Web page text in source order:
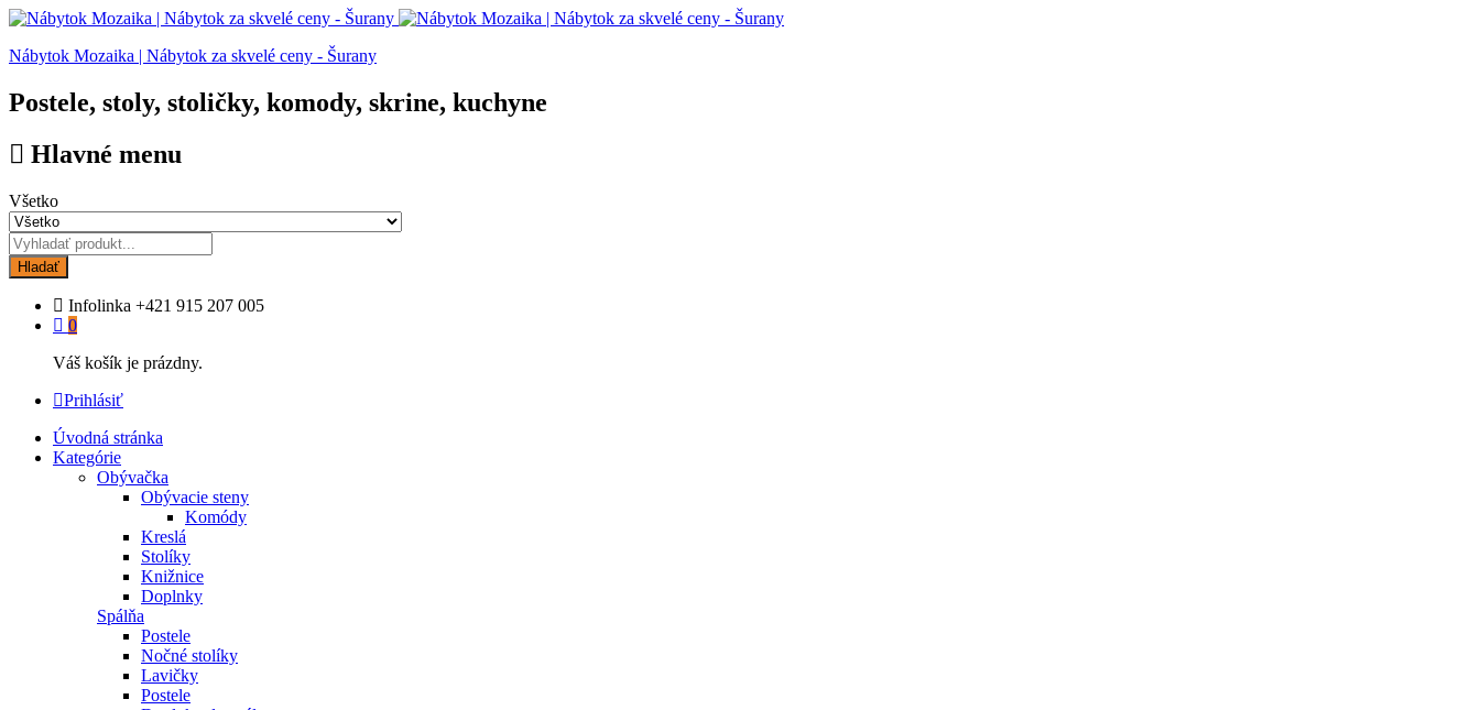
Nábytok Mozaika | Nábytok za skvelé ceny - Šurany
Postele, stoly, stoličky, komody, skrine, kuchyne
Hlavné menu
Všetko
Hladať
Infolinka +421 915 207 005
0
Váš košík je prázdny.
Prihlásiť
Úvodná stránka
Kategórie
Obývačka
Obývacie steny
Komódy
Kreslá
Stolíky
Knižnice
Doplnky
Spálňa
Postele
Nočné stolíky
Lavičky
Postele